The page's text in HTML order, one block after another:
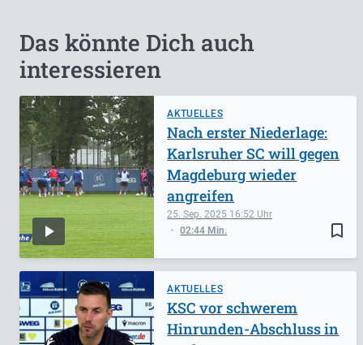
Das könnte Dich auch
interessieren
AKTUELLES
bookmark_border
25. Sep. 2025 16:52
02:44 Min.
Nach erster Niederlage:
Karlsruher SC will gegen
Magdeburg wieder
angreifen
AKTUELLES
KSC vor schwerem
Hinrunden-Abschluss in